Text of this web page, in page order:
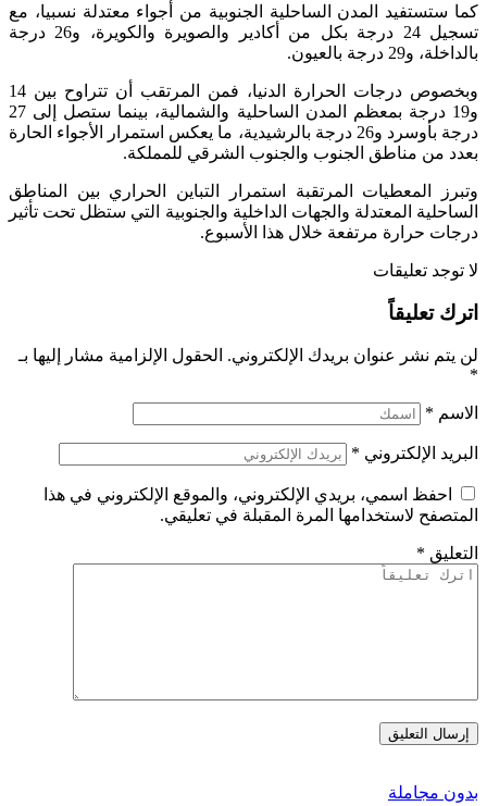
كما ستستفيد المدن الساحلية الجنوبية من أجواء معتدلة نسبيا، مع
تسجيل 24 درجة بكل من أكادير والصويرة والكويرة، و26 درجة
بالداخلة، و29 درجة بالعيون.
وبخصوص درجات الحرارة الدنيا، فمن المرتقب أن تتراوح بين 14
و19 درجة بمعظم المدن الساحلية والشمالية، بينما ستصل إلى 27
درجة بأوسرد و26 درجة بالرشيدية، ما يعكس استمرار الأجواء الحارة
بعدد من مناطق الجنوب والجنوب الشرقي للمملكة.
وتبرز المعطيات المرتقبة استمرار التباين الحراري بين المناطق
الساحلية المعتدلة والجهات الداخلية والجنوبية التي ستظل تحت تأثير
درجات حرارة مرتفعة خلال هذا الأسبوع.
لا توجد تعليقات
اترك تعليقاً
لن يتم نشر عنوان بريدك الإلكتروني. الحقول الإلزامية مشار إليها بـ
*
الاسم *
البريد الإلكتروني *
احفظ اسمي، بريدي الإلكتروني، والموقع الإلكتروني في هذا
المتصفح لاستخدامها المرة المقبلة في تعليقي.
التعليق *
بدون مجاملة